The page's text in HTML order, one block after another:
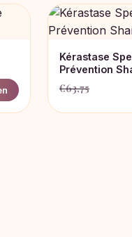
Kérastase
Prévention
€63,75
prijs
Huidige
prijs